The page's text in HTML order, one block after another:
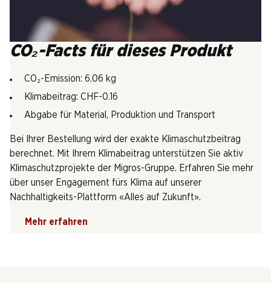
CO₂-Facts für dieses Produkt
CO₂-Emission: 6.06 kg
Klimabeitrag: CHF-0.16
Abgabe für Material, Produktion und Transport
Bei Ihrer Bestellung wird der exakte Klimaschutzbeitrag
berechnet. Mit Ihrem Klimabeitrag unterstützen Sie aktiv
Klimaschutzprojekte der Migros-Gruppe. Erfahren Sie mehr
über unser Engagement fürs Klima auf unserer
Nachhaltigkeits-Plattform «Alles auf Zukunft».
Mehr erfahren